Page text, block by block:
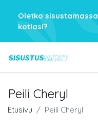
Oletko sisustamassa
kotiasi?
Peili Cheryl
Etusivu Peili Cheryl